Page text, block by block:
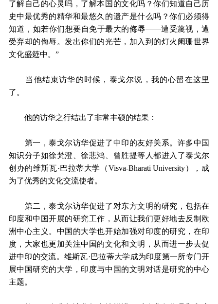
了解自己的心灵吗，了解本国的文化吗？你们知道自己历
史中最优秀的精华和最悠久的遗产是什么吗？你们必须得
知道，如若你们想要自免于最大的侮辱——遭受蔑视，遭
受弃却的侮辱。发出你们的光芒，加入到的灯火阑珊世界
文化盛筵中。”
当他结束访华的时候，泰戈尔说，我的心留在这里
了。
他的访华之行结出了非常丰硕的结果：
第一，泰戈尔访华促进了中印的友好关系。许多中国
知识分子如徐梵澄、徐悲鸿、曾胜提等人都进入了泰戈尔
创办的维斯瓦·巴拉蒂大学（Visva-Bharati University），成
为了优秀的文化交流使者。
第二，泰戈尔访华促进了对东方文明的研究，包括在
印度和中国开展的研究工作，从而让我们更好地去反制欧
洲中心主义。中国的大学也开始加强对印度的研究，在印
度，大家也更加关注中国的文化和文明，从而进一步去促
进中印的交流。维斯瓦·巴拉蒂大学成为印度第一所专门开
展中国研究的大学，印度与中国的文明对话是研究的中心
主题。